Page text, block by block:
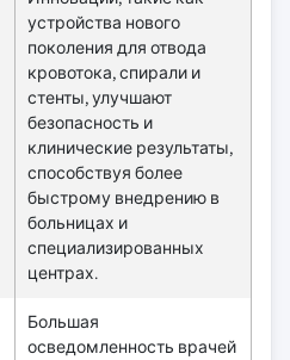
устройства нового
поколения для отвода
кровотока, спирали и
стенты, улучшают
безопасность и
клинические результаты,
способствуя более
быстрому внедрению в
больницах и
специализированных
центрах.
Большая
осведомленность врачей